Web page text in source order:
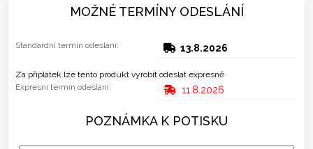
MOŽNÉ TERMÍNY ODESLÁNÍ
Standardní termín odeslání: 13.8.2026
Za příplatek lze tento produkt vyrobit odeslat expresně
Expresní termín odeslání:
11.8.2026
POZNÁMKA K POTISKU